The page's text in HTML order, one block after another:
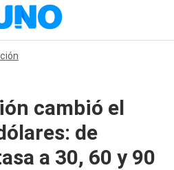
cambió el
de
a 30, 60 y 90